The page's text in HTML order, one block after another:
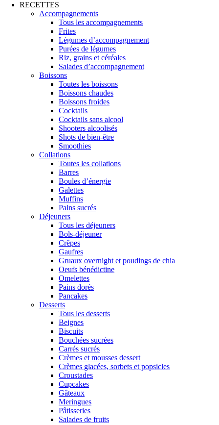
RECETTES
Accompagnements
Tous les accompagnements
Frites
Légumes d’accompagnement
Purées de légumes
Riz, grains et céréales
Salades d’accompagnement
Boissons
Toutes les boissons
Boissons chaudes
Boissons froides
Cocktails
Cocktails sans alcool
Shooters alcoolisés
Shots de bien-être
Smoothies
Collations
Toutes les collations
Barres
Boules d’énergie
Galettes
Muffins
Pains sucrés
Déjeuners
Tous les déjeuners
Bols-déjeuner
Crêpes
Gaufres
Gruaux overnight et poudings de chia
Oeufs bénédictine
Omelettes
Pains dorés
Pancakes
Desserts
Tous les desserts
Beignes
Biscuits
Bouchées sucrées
Carrés sucrés
Crèmes et mousses dessert
Crèmes glacées, sorbets et popsicles
Croustades
Cupcakes
Gâteaux
Meringues
Pâtisseries
Salades de fruits